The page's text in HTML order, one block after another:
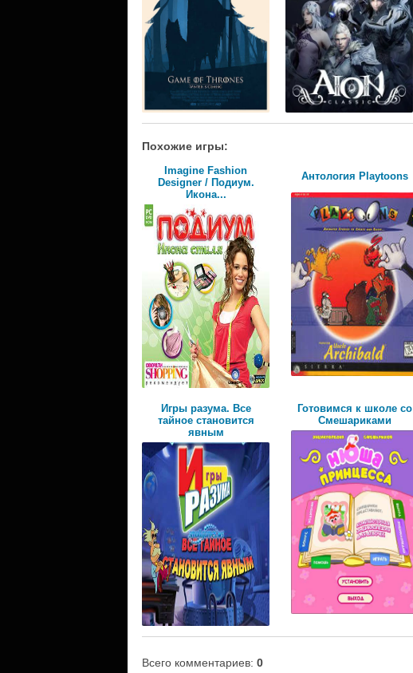
Похожие игры:
Imagine Fashion
Designer / Подиум.
Икона...
Антология Playtoons
Игры разума. Все
тайное становится
явным
Готовимся к школе со
Смешариками
Всего комментариев: 0